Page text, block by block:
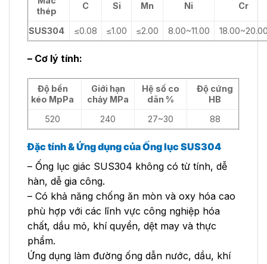
thép
C Si Mn Ni Cr
SUS304 ≤0.08 ≤1.00 ≤2.00 8.00~11.00
– Cơ lý tính:
Độ bền
kéo MpPa
Giới hạn
chảy MPa
Hệ số co
dãn %
Độ cứng
HB
520
240 27~30 88
Đặc tính & Ứng dụng của Ống lục SUS304
– Ống lục giác SUS304 không có từ tính, dễ
hàn, dễ gia công.
– Có khả năng chống ăn mòn và oxy hóa cao
phù hợp với các lĩnh vực công nghiệp hóa
chất, dầu mỏ, khí quyển, dệt may và thực
phẩm.
Ứng dụng làm đường ống dẫn nước, dầu, khí